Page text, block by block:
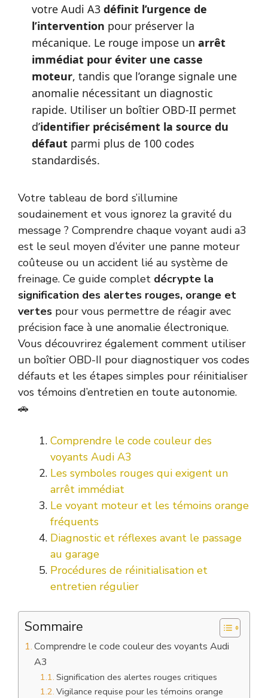
votre Audi A3 définit l’urgence de
l’intervention pour préserver la
mécanique. Le rouge impose un arrêt
immédiat pour éviter une casse
moteur, tandis que l’orange signale une
anomalie nécessitant un diagnostic
rapide. Utiliser un boîtier OBD-II permet
d’identifier précisément la source du
défautparmi plus de 100 codes
standardisés.
Votre tableau de bord s’illumine
soudainement et vous ignorez la gravité du
message ? Comprendre chaque voyant audi a3
est le seul moyen d’éviter une panne moteur
coûteuse ou un accident lié au système de
freinage. Ce guide complet décrypte la
signification des alertes rouges, orange et
vertes pour vous permettre de réagir avec
précision face à une anomalie électronique.
Vous découvrirez également comment utiliser
un boîtier OBD-II pour diagnostiquer vos codes
défauts et les étapes simples pour réinitialiser
vos témoins d’entretien en toute autonomie.
🚗
Comprendre le code couleur des
voyants Audi A3
Les symboles rouges qui exigent un
arrêt immédiat
Le voyant moteur et les témoins orange
fréquents
Diagnostic et réflexes avant le passage
au garage
Procédures de réinitialisation et
entretien régulier
Sommaire
Comprendre le code couleur des voyants Audi
A3
Signification des alertes rouges critiques
Vigilance requise pour les témoins orange